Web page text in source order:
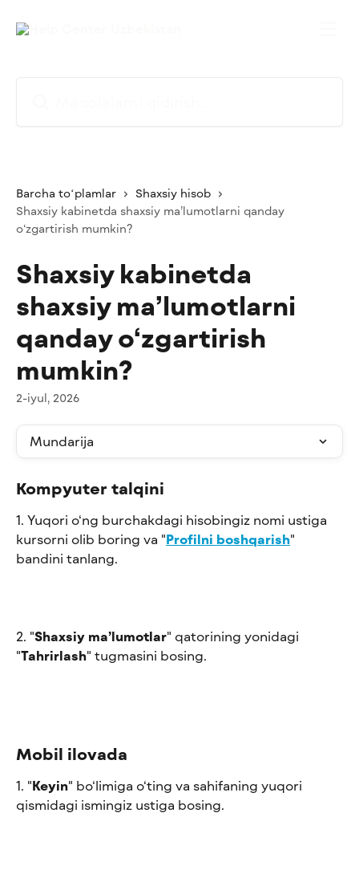
Barcha toʻplamlar
Shaxsiy hisob
Shaxsiy kabinetda shaxsiy ma’lumotlarni qanday
o‘zgartirish mumkin?
Shaxsiy kabinetda
shaxsiy ma’lumotlarni
qanday o‘zgartirish
mumkin?
2-iyul, 2026
Mundarija
Kompyuter talqini
1. Yuqori o‘ng burchakdagi hisobingiz nomi ustiga
kursorni olib boring va "Profilni boshqarish"
bandini tanlang.
2. "Shaxsiy ma’lumotlar" qatorining yonidagi
"Tahrirlash" tugmasini bosing.
Mobil ilovada
1. "Keyin" bo‘limiga o‘ting va sahifaning yuqori
qismidagi ismingiz ustiga bosing.